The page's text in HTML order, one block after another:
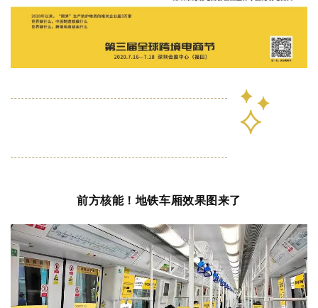
前方核能！地铁车厢效果图来了